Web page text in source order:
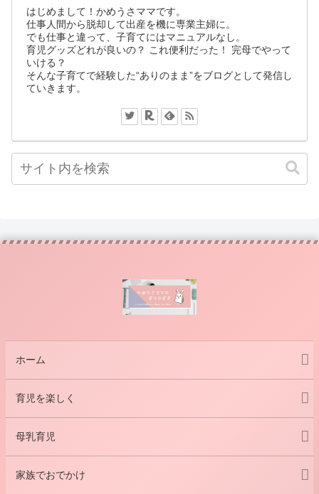
はじめまして！かめうさママです。
仕事人間から脱却して出産を機に専業主婦に。
でも仕事と違って、子育てにはマニュアルなし。
育児グッズどれが良いの？ これ便利だった！ 完母でやって
いける？
そんな子育てで経験した“ありのまま”をブログとして発信し
ていきます。
ホーム
育児を楽しく
母乳育児
家族でおでかけ